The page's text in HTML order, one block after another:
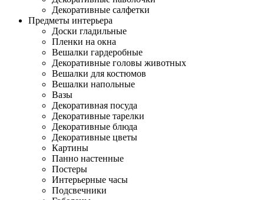
Декоративные салфетки
Предметы интерьера
Доски гладильные
Пленки на окна
Вешалки гардеробные
Декоративные головы животных
Вешалки для костюмов
Вешалки напольные
Вазы
Декоративная посуда
Декоративные тарелки
Декоративные блюда
Декоративные цветы
Картины
Панно настенные
Постеры
Интерьерные часы
Подсвечники